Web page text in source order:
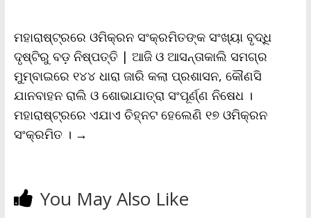
ମହାରାଷ୍ଟ୍ରରେ ଓମିକ୍ରନ ସଂକ୍ରମିତଙ୍କ ସଂଖ୍ୟା ବୃଦ୍ଧି
ଦୃଷ୍ଟିରୁ ବଡ଼ ନିଷ୍ପତ୍ତି | ଆଜି ଓ ଆସନ୍ତାକାଲି ସମଗ୍ର
ମୁମ୍ବାଇରେ ୧୪୪ ଧାରା ଜାରି କଲା ପ୍ରଶାସନ, କୌଣସି
ଯାନବାହନ ରାଲି ଓ ଶୋଭାଯାତ୍ରା ସଂପୂର୍ଣ୍ଣ ନିଷେଧ ।
ମହାରାଷ୍ଟ୍ରରେ ଏଯାଏ ଚିହ୍ନଟ ହେଲେଣି ୧୭ ଓମିକ୍ରନ
ସଂକ୍ରମିତ । →
You May Also Like